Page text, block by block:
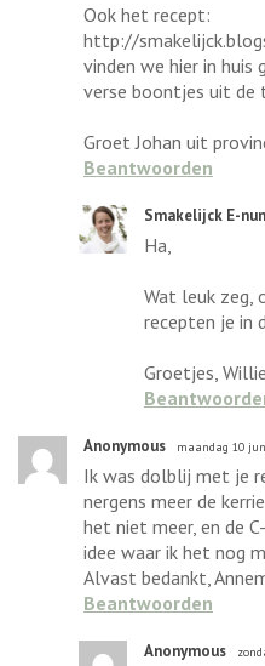
Ook het recept:
http://
vinden we hier in huis
verse boontjes uit de
Groet Johan uit
Beantwoorden
Smakelijck E-
Ha,
Wat leuk zeg,
recepten je in
Groetjes,
Anonymous maandag 10
Ik was dolblij met je
nergens meer de
het niet meer, en de
idee waar ik het nog
Alvast bedankt,
Beantwoorden
Anonymous